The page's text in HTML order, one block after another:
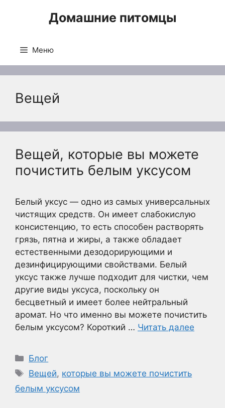
Домашние питомцы
Меню
Вещей
Вещей, которые вы можете
почистить белым уксусом
Белый уксус — одно из самых универсальных
чистящих средств. Он имеет слабокислую
консистенцию, то есть способен растворять
грязь, пятна и жиры, а также обладает
естественными дезодорирующими и
дезинфицирующими свойствами. Белый
уксус также лучше подходит для чистки, чем
другие виды уксуса, поскольку он
бесцветный и имеет более нейтральный
аромат. Но что именно вы можете почистить
белым уксусом? Короткий … Читать далее
Рубрики
Блог
Метки
Вещей, которые вы можете почистить
белым уксусом